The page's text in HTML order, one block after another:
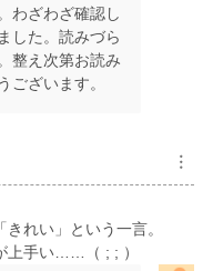
わざわざ確認し
した。読みづら
整え次第お読み
ございます。
︙
れい」という一言。
上手い……（ ; ; ）